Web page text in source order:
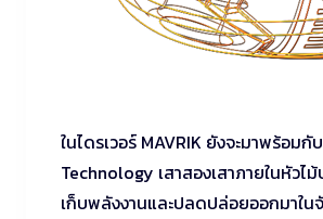
ในไดรเวอร์ MAVRIK ยังจะมาพร้อ
Technology เสาสองเสาภายในหัว
เก็บพลังงานและปลดปล่อยออกมาใ